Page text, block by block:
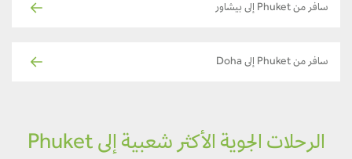
سافر من Phuket إلى بيشاور
سافر من Phuket إلى Doha
الرحلات الجوية الأكثر شعبية إلى Phuket